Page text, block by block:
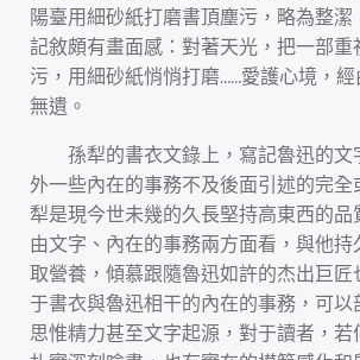
陽臺用細砂紙打磨書頂塵污，略為整潔
記敘頗有畫面感：對著天光，把一部重
污，用細砂紙悄悄打磨……愛護心境，
無遺。
孫犁的書衣文錄上，寫記魯迅的文
外一些內在的事務不及後面引述的完全
犁是現今世未幾的久長堅持高東西的品
由文字、內在的事務兩方面看，與他持
取營養，傾慕跟隨魯迅如許的杰出巨匠
于書衣與魯迅相干的內在的事務，可以
思惟精力甚至文字起源，對于讀者，若